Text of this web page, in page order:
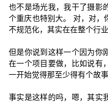
也不是场光我，我干了摄影
个重庆也特别大。 对，对，
不规范化，其实在在整个行
但是你说到这样一个因为你
在一个项目要做，比如说有
一开始觉得那至少得有个故事
事实是这样的吗，嗯，其实